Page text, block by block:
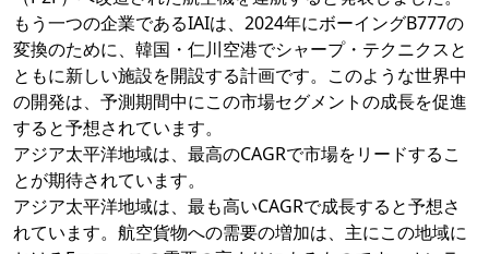
もう一つの企業であるIAIは、2024年にボーイングB777の
変換のために、韓国・仁川空港でシャープ・テクニクスと
ともに新しい施設を開設する計画です。このような世界中
の開発は、予測期間中にこの市場セグメントの成長を促進
すると予想されています。
アジア太平洋地域は、最高のCAGRで市場をリードするこ
とが期待されています。
アジア太平洋地域は、最も高いCAGRで成長すると予想さ
れています。航空貨物への需要の増加は、主にこの地域に